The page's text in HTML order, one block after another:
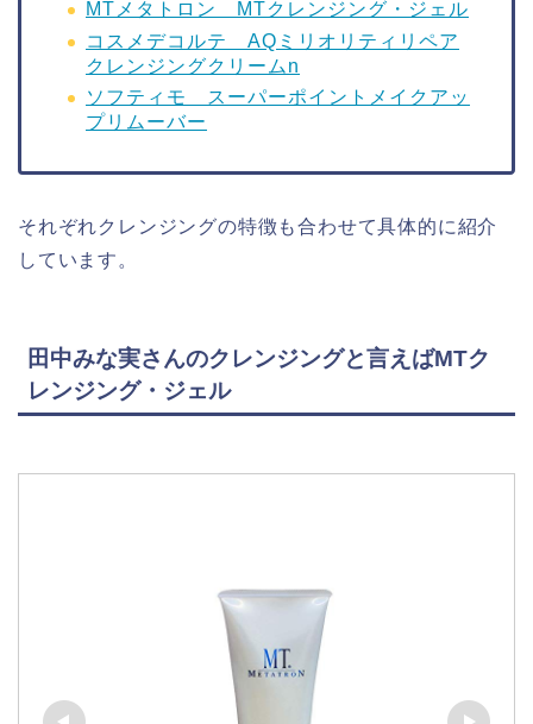
MTメタトロン MTクレンジング・ジェル
コスメデコルテ AQミリオリティリペア
クレンジングクリームn
ソフティモ スーパーポイントメイクアッ
プリムーバー
それぞれクレンジングの特徴も合わせて具体的に紹介
しています。
田中みな実さんのクレンジングと言えばMTク
レンジング・ジェル